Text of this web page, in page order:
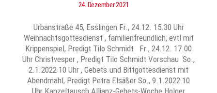
24. Dezember 2021
Urbanstraße 45, Esslingen Fr., 24.12. 15.30 Uhr
Weihnachtsgottesdienst , familienfreundlich, evtl mit
Krippenspiel, Predigt Tilo Schmidt Fr., 24.12. 17.00
Uhr Christvesper , Predigt Tilo Schmidt Vorschau So.,
2.1.2022 10 Uhr , Gebets-und Bittgottesdienst mit
Abendmahl, Predigt Petra Elsäßer So., 9.1.2022 10
Uhr Kanzeltausch Allianz-Gebets-Woche Holger